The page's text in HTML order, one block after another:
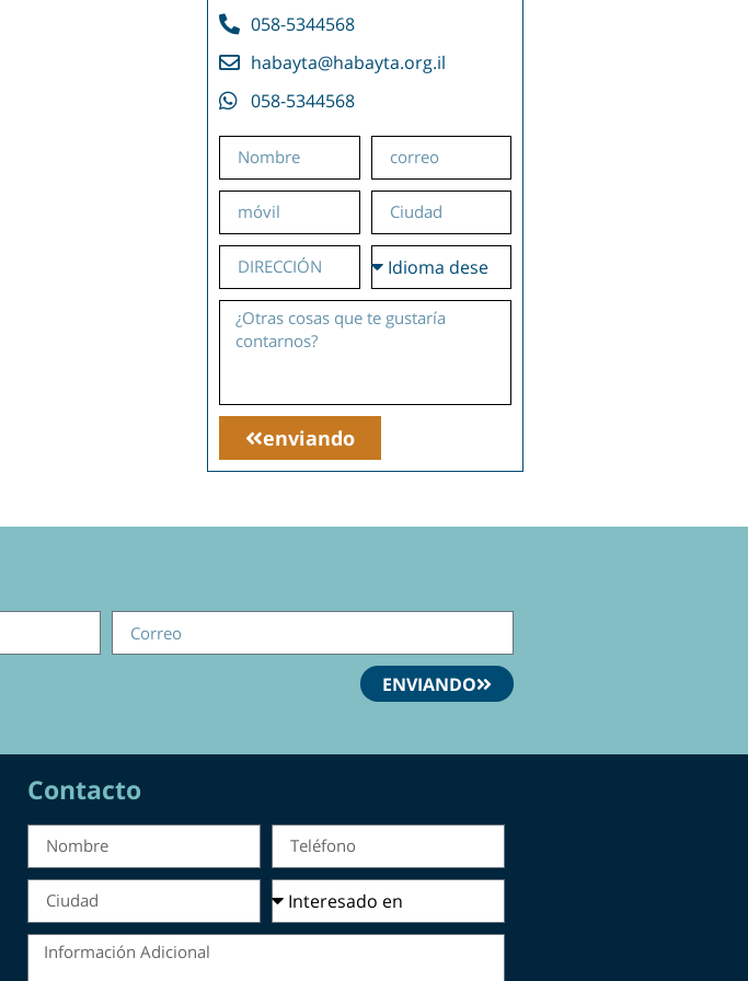
058-5344568
habayta@habayta.org.il
058-5344568
enviando
ENVIANDO
Contacto